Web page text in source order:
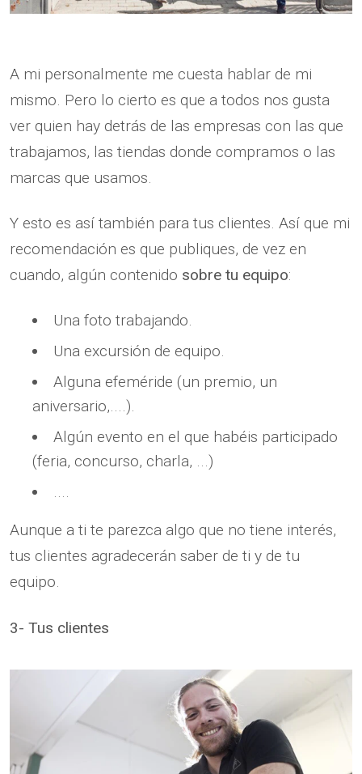
A mi personalmente me cuesta hablar de mi
mismo. Pero lo cierto es que a todos nos gusta
ver quien hay detrás de las empresas con las que
trabajamos, las tiendas donde compramos o las
marcas que usamos.
Y esto es así también para tus clientes. Así que mi
recomendación es que publiques, de vez en
cuando, algún contenido sobre tu equipo:
Una foto trabajando.
Una excursión de equipo.
Alguna efeméride (un premio, un
aniversario,....).
Algún evento en el que habéis participado
(feria, concurso, charla, ...)
....
Aunque a ti te parezca algo que no tiene interés,
tus clientes agradecerán saber de ti y de tu
equipo.
3- Tus clientes